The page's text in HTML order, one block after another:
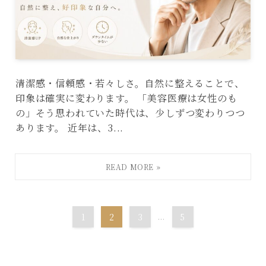
清潔感・信頼感・若々しさ。自然に整えることで、
印象は確実に変わります。 「美容医療は女性のも
の」そう思われていた時代は、少しずつ変わりつつ
あります。 近年は、3...
1 2 3 ... 5